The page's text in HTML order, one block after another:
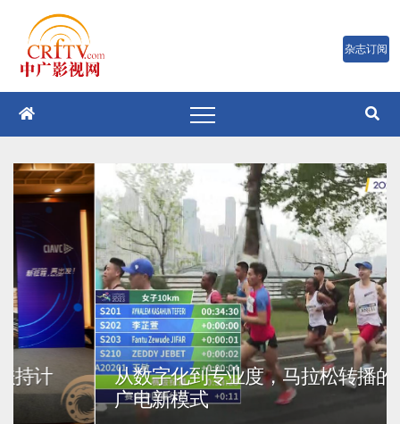
容
从数字化到专业度，马拉松转播的重庆
广电新模式